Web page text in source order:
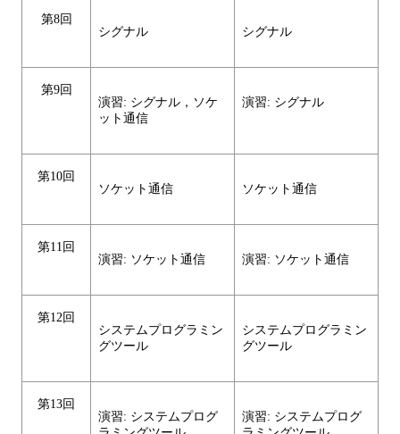
第8回
シグナル
シグナル
第9回
演習: シグナル，ソケ
ット通信
演習: シグナル
第10回
ソケット通信
ソケット通信
第11回
演習: ソケット通信
演習: ソケット通信
第12回
システムプログラミン
グツール
システムプログラミン
グツール
第13回
演習: システムプログ
演習: システムプログ